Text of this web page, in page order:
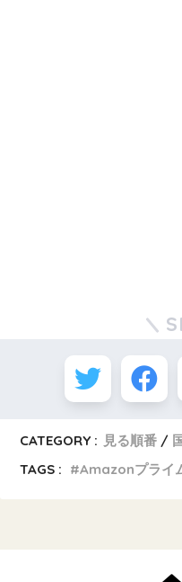
CATEGORY : 見る順番
TAGS :
Amazonプライ